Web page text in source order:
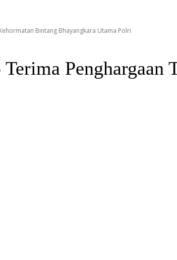
Bintang Bhayangkara Utama Polri
Penghargaan